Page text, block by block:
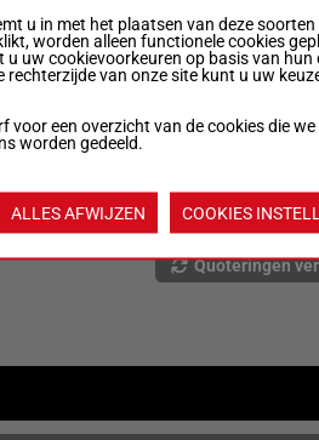
3p 6p 5p 1p 8
5
Quoteringen
u in met het plaatsen van deze soorten
worden alleen functionele cookies
u uw cookievoorkeuren op basis van hun
rechterzijde van onze site kunt u uw
voor een overzicht van de cookies die we
worden gedeeld.
ALLES AFWIJZEN COOKIES